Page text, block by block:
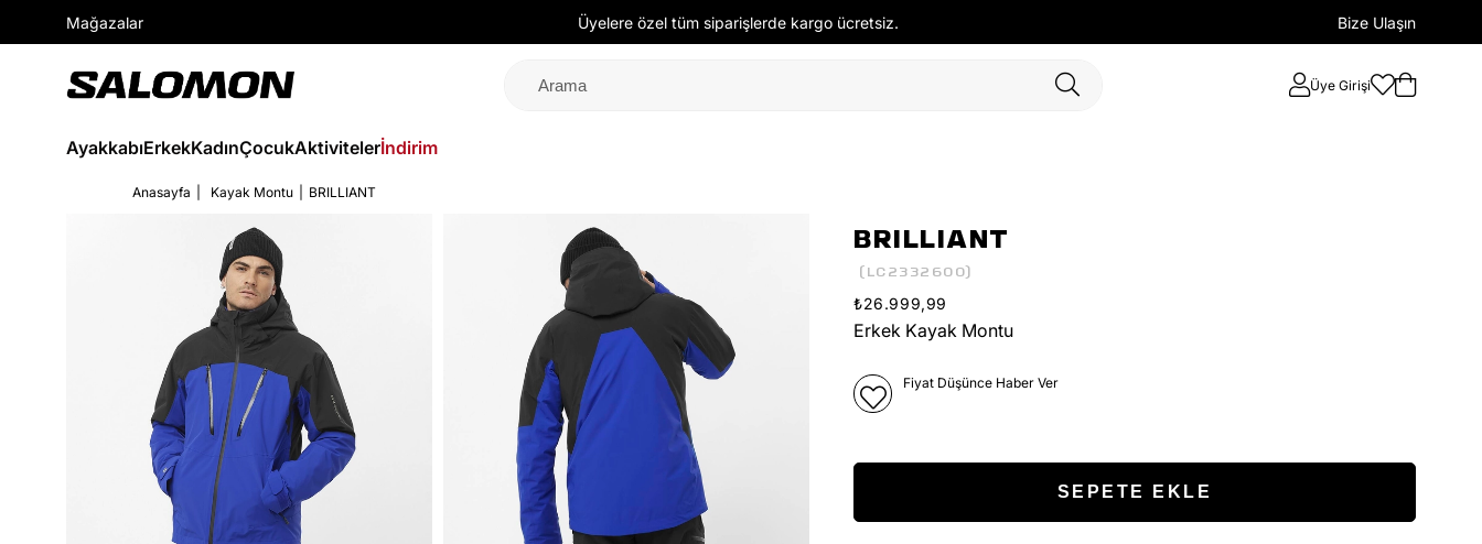
Mağazalar Üyelere özel tüm siparişlerde kargo ücretsiz. Bize Ulaşın
Üye Girişi
AyakkabıErkekKadınÇocukAktivitelerİndirim
Anasayfa Kayak Montu BRILLIANT
BRILLIANT
(LC2332600)
₺26.999,99
Erkek Kayak Montu
Fiyat Düşünce Haber Ver